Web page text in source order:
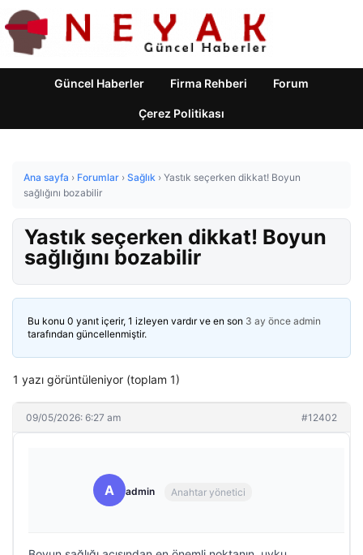
Güncel Haberler Firma Rehberi Forum
Çerez Politikası
Ana sayfa › Forumlar › Sağlık › Yastık seçerken dikkat! Boyun
sağlığını bozabilir
Yastık seçerken dikkat! Boyun
sağlığını bozabilir
Bu konu 0 yanıt içerir, 1 izleyen vardır ve en son 3 ay önce admin
tarafından güncellenmiştir.
1 yazı görüntüleniyor (toplam 1)
09/05/2026: 6:27 am #12402
A admin Anahtar yönetici